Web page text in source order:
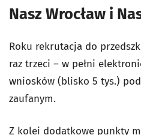
Nasz Wrocław i
Roku rekrutacja do
raz trzeci – w pełni
wniosków (blisko 5 tys.)
zaufanym.
Z kolei dodatkowe punkty